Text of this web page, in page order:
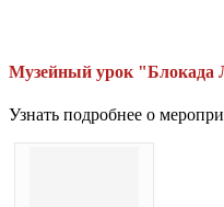
Музейный урок "Блокада
Узнать подробнее о